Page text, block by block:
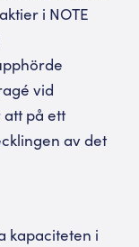
i NOTE
vid
på ett
av det
kapaciteten i